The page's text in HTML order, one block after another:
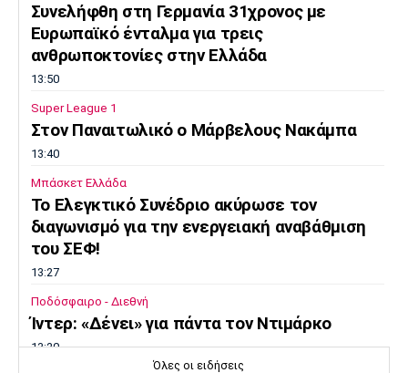
Συνελήφθη στη Γερμανία 31χρονος με
Ευρωπαϊκό ένταλμα για τρεις
ανθρωποκτονίες στην Ελλάδα
13:50
Super League 1
Στον Παναιτωλικό ο Μάρβελους Νακάμπα
13:40
Μπάσκετ Ελλάδα
Το Ελεγκτικό Συνέδριο ακύρωσε τον
διαγωνισμό για την ενεργειακή αναβάθμιση
του ΣΕΦ!
13:27
Ποδόσφαιρο - Διεθνή
Ίντερ: «Δένει» για πάντα τον Ντιμάρκο
13:20
Όλες οι ειδήσεις